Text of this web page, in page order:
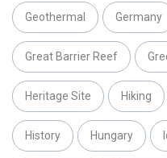
Geothermal Germany
Great Barrier Reef
Heritage Site Hiking
History Hungary